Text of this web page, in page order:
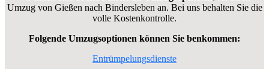
Umzug von Gießen nach Bindersleben an. Bei uns behalten Sie die
volle Kostenkontrolle.
Folgende Umzugsoptionen können Sie benkommen:
Entrümpelungsdienste